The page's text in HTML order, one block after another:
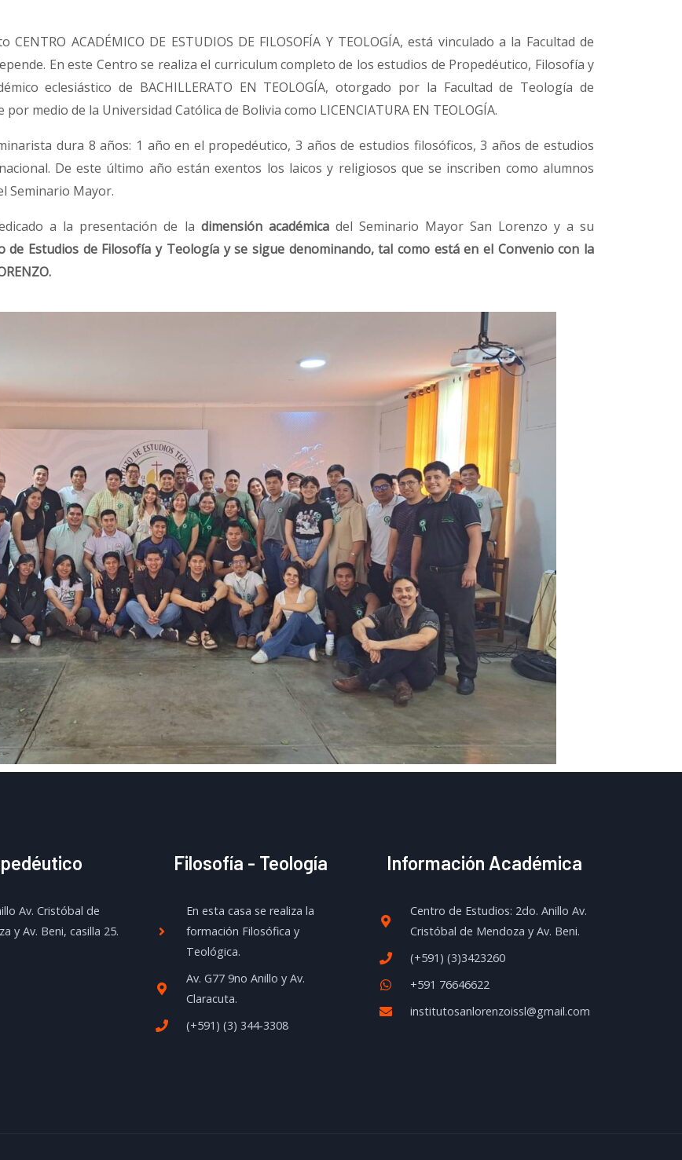
CENTRO ACADÉMICO DE ESTUDIOS DE FILOSOFÍA Y TEOLOGÍA, está vinculado a la Facultad de
En este Centro se realiza el curriculum completo de los estudios de Propedéutico, Filosofía y
eclesiástico de BACHILLERATO EN TEOLOGÍA, otorgado por la Facultad de Teología de
medio de la Universidad Católica de Bolivia como LICENCIATURA EN TEOLOGÍA.
dura 8 años: 1 año en el propedéutico, 3 años de estudios filosóficos, 3 años de estudios
De este último año están exentos los laicos y religiosos que se inscriben como alumnos
Seminario Mayor.
a la presentación de la dimensión académicadel Seminario Mayor San Lorenzo y a su
de Estudios de Filosofía y Teología y se sigue denominando, tal como está en el Convenio con la
Av. Cristóbal de
y Av. Beni, casilla 25.
Filosofía - Teología
En esta casa se realiza la
formación Filosófica y
Teológica.
Av. G77 9no Anillo y Av.
Claracuta.
(+591) (3) 344-3308
Información Académica
Centro de Estudios: 2do. Anillo Av.
Cristóbal de Mendoza y Av. Beni.
(+591) (3)3423260
+591 76646622
institutosanlorenzoissl@gmail.com